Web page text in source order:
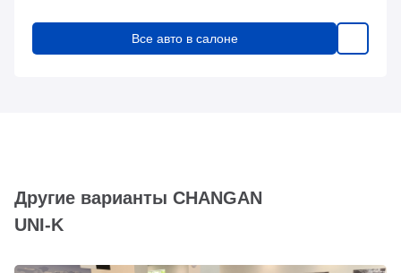
Все авто в салоне
Другие варианты CHANGAN
UNI-K